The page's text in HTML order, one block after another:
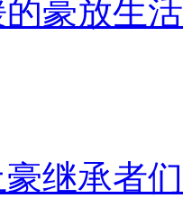
豪放生活
继承者们